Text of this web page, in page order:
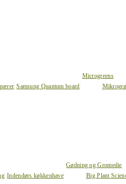
Samsung Quantum board
Microgreens
Indendørs køkkenhave
Gødning og Gromedie
Big Plant